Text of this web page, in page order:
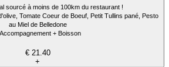
sourcé à moins de 100km du restaurant !
Tomate Coeur de Boeuf, Petit Tullins pané, Pesto
au Miel de Belledone
+ Boisson
€ 21.40
+